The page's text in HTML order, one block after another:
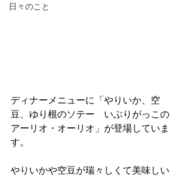
日々のこと
ディナーメニューに「やりいか、空
豆、ゆり根のソテー　いぶりがっこの
アーリオ・オーリオ」が登場していま
す。
やりいかや空豆が瑞々しくて美味しい